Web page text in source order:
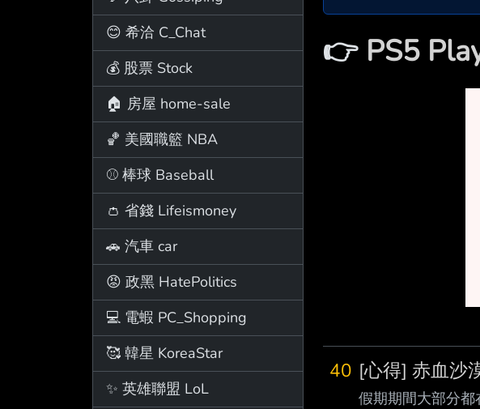
😊 希洽 C_Chat
💰 股票 Stock
🏠 房屋 home-sale
🏀 美國職籃 NBA
⚾ 棒球 Baseball
👛 省錢 Lifeismoney
🚗 汽車 car
😡 政黑 HatePolitics
💻 電蝦 PC_Shopping
🥰 韓星 KoreaStar
✨ 英雄聯盟 LoL
👉 PS5
40 [心得] 赤血沙
假期期間大部分